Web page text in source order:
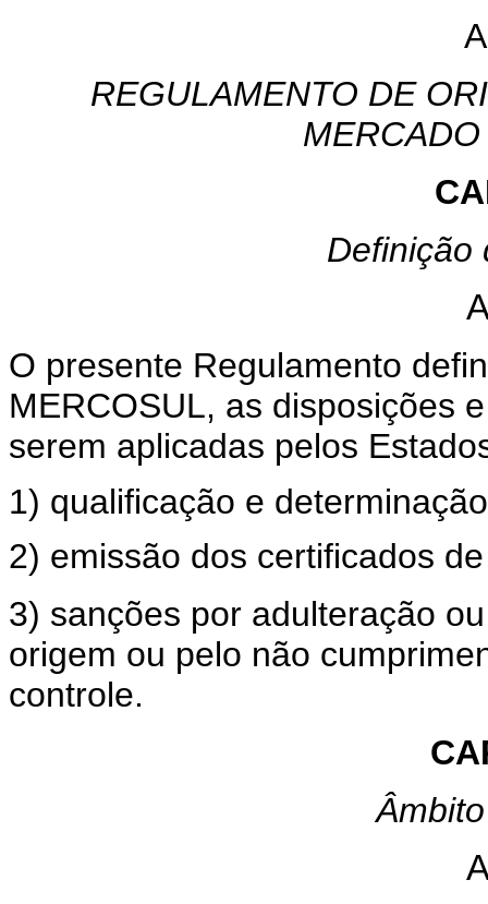
REGULAMENTO DE
Definição
O presente Regulamento
MERCOSUL, as disposições
serem aplicadas pelos
1) qualificação e
2) emissão dos certificados
3) sanções por adulteração
origem ou pelo não
controle.